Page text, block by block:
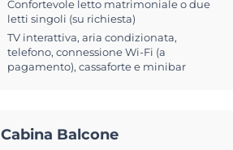
Confortevole letto matrimoniale o due
letti singoli (su richiesta)
TV interattiva, aria condizionata,
telefono, connessione Wi-Fi (a
pagamento), cassaforte e minibar
Cabina Balcone